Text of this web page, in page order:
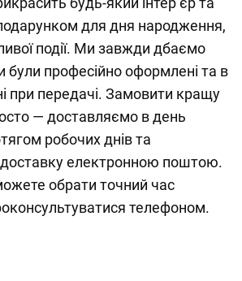
для дня народження,
події. Ми завжди дбаємо
були професійно оформлені та в
при передачі. Замовити кращу
— доставляємо в день
робочих днів та
електронною поштою.
обрати точний час
телефоном.